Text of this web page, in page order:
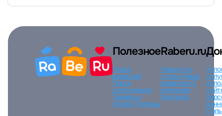
Полезное
Поиск
вакансий
Поиск
сотрудников
Тарифы и
оплата Помощь
Raberu.ru
Новости и
статьи Наши
вакансииО
компании
Контакты